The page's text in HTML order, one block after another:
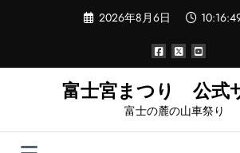
ツ
2026年8月6日
富士宮まつり 公式
富士の麓の山車祭り